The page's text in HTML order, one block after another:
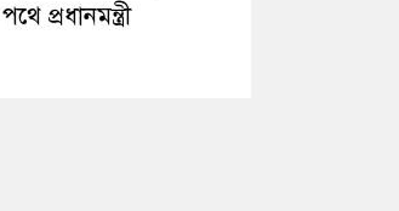
পথে প্রধানমন্ত্রী